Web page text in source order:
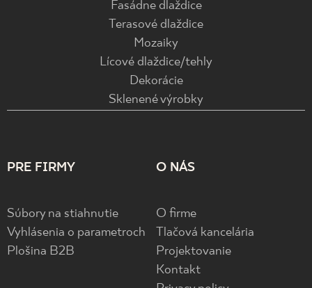
Fasádne dlaždice
Terasové dlaždice
Mozaiky
Lícové dlaždice/tehly
Dekorácie
Sklenené výrobky
PRE FIRMY
Súbory na stiahnutie
Vyhlásenia o parametroch
Plošina B2B
O NÁS
O firme
Tlačová kancelária
Projektovanie
Kontakt